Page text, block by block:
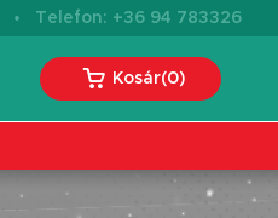
· Telefon: +36 94 783326
Kosár(0)